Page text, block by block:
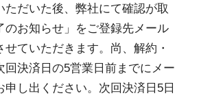
ただいた後、弊社にて確認が取
のお知らせ」をご登録先メール
ていただきます。尚、解約・
回決済日の5営業日前までにメー
申し出ください。次回決済日5日